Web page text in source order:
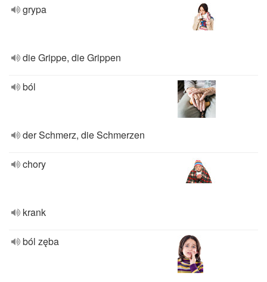
grypa
die Grippe, die Grippen
ból
der Schmerz, die Schmerzen
chory
krank
ból zęba